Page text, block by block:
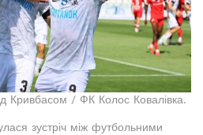
Кривбасом / ФК Колос Ковалівка.
зустріч між футбольними